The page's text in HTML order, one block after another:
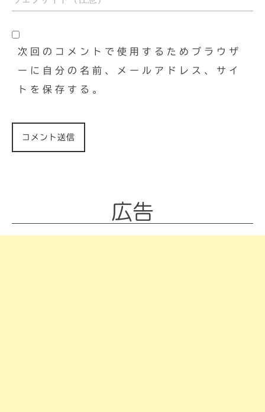
次回のコメントで使用するためブラウザ
ーに自分の名前、メールアドレス、サイ
トを保存する。
広告